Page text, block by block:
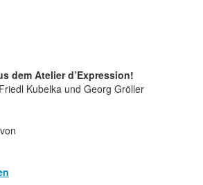
dem Atelier d’Expression!
Kubelka und Georg Gröller